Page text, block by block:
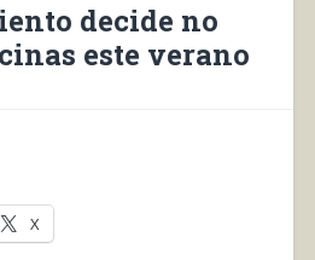
decide no
este verano
X